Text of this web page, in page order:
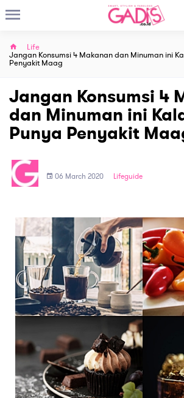
Life
Jangan Konsumsi 4 Makanan dan Minuman ini
Penyakit Maag
Jangan Konsumsi 4
dan Minuman ini
Punya Penyakit
06 March 2020 Lifeguide